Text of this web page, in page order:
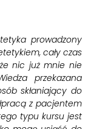
prowadzony
cały czas
nic już mnie nie
przekazana
skłaniający do
z pacjentem
typu kursu jest